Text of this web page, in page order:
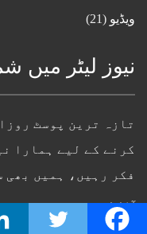
ویڈیو (21)
نیوز لیٹر میں
تازہ ترین پوسٹ
کرنے کے لیے ہمارا
فکر رہیں، ہمیں بھی
آپکا نام